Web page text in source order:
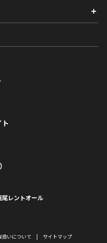
レントオール
扱いについて サイトマップ